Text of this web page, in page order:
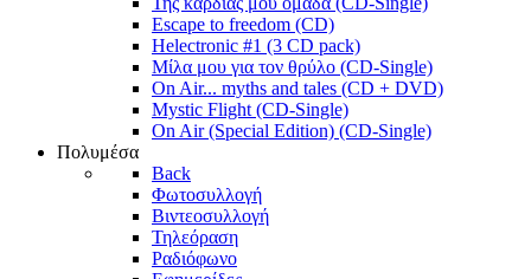
Escape to freedom (CD)
Helectronic #1 (3 CD pack)
Μίλα μου για τον θρύλο (CD-Single)
On Air... myths and tales (CD + DVD)
Mystic Flight (CD-Single)
On Air (Special Edition) (CD-Single)
Πολυμέσα
Back
Φωτοσυλλογή
Βιντεοσυλλογή
Τηλεόραση
Ραδιόφωνο